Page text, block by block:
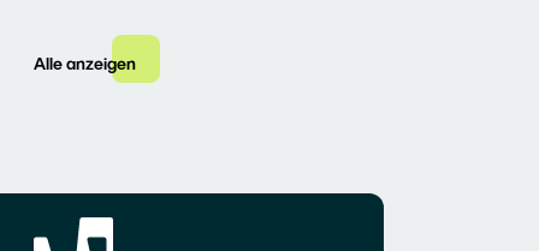
Alle anzeigen